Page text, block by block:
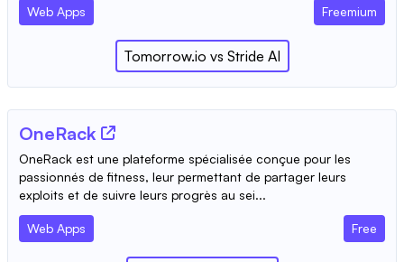
Web Apps Freemium
Tomorrow.io vs Stride AI
OneRack
OneRack est une plateforme spécialisée conçue pour les
passionnés de fitness, leur permettant de partager leurs
exploits et de suivre leurs progrès au sei...
Web Apps Free